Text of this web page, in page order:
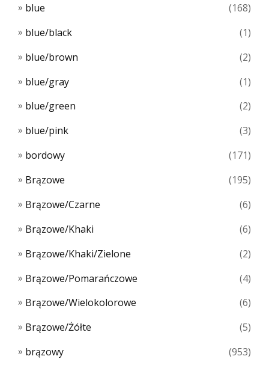
blue
(168)
blue/black
(1)
blue/brown
(2)
blue/gray
(1)
blue/green
(2)
blue/pink
(3)
bordowy
(171)
Brązowe
(195)
Brązowe/Czarne
(6)
Brązowe/Khaki
(6)
Brązowe/Khaki/Zielone
(2)
Brązowe/Pomarańczowe
(4)
Brązowe/Wielokolorowe
(6)
Brązowe/Żółte
(5)
brązowy
(953)